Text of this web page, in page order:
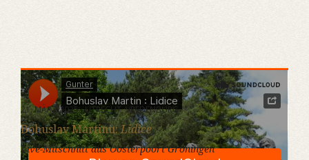
Gunter·Bohuslav Martin : Lidice
21. MÄRZ 2025 · UTRECHT, VREDENBURG
Bohuslav Martinu:Lidice
Live-Mitschnitt aus Oosterpoort Groningen